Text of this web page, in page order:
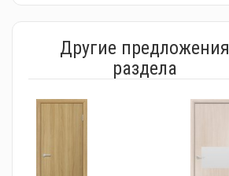
Другие предложения
раздела